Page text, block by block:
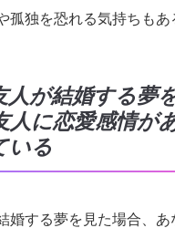
孤独を恐れる気持ちも
人が結婚する夢
人に恋愛感情が
いる
婚する夢を見た場合、あ